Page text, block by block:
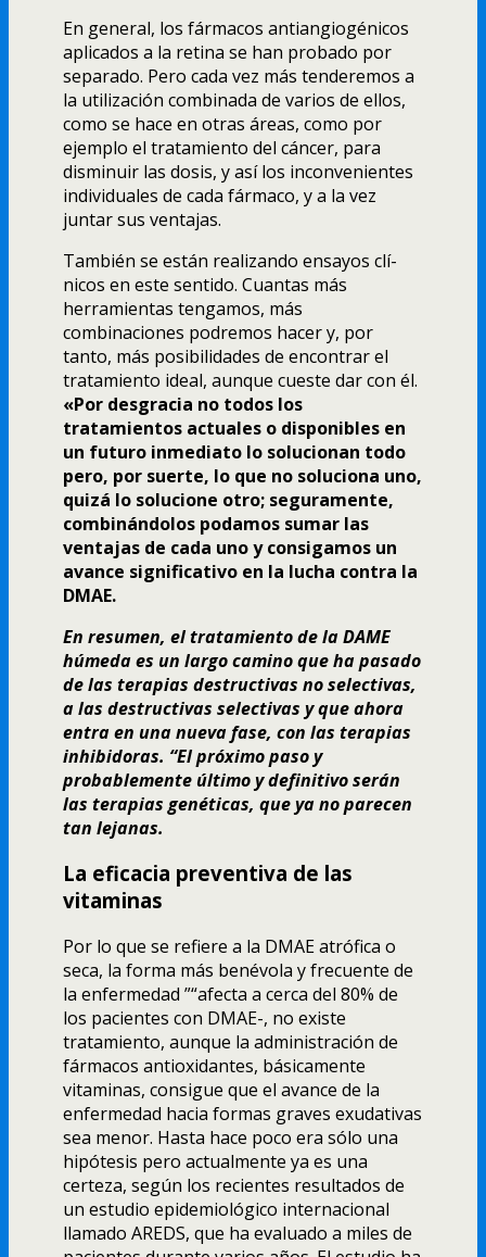
En general, los fármacos antiangiogénicos
aplicados a la retina se han probado por
separado. Pero cada vez más tenderemos a
la utilización combinada de varios de ellos,
como se hace en otras áreas, como por
ejemplo el tratamiento del cáncer, para
disminuir las dosis, y así­ los inconvenientes
individuales de cada fármaco, y a la vez
juntar sus ventajas.
También se están realizando ensayos clí­
nicos en este sentido. Cuantas más
herramientas tengamos, más
combinaciones podremos hacer y, por
tanto, más posibilidades de encontrar el
tratamiento ideal, aunque cueste dar con él.
«Por desgracia no todos los
tratamientos actuales o disponibles en
un futuro inmediato lo solucionan todo
pero, por suerte, lo que no soluciona uno,
quizá lo solucione otro; seguramente,
combinándolos podamos sumar las
ventajas de cada uno y consigamos un
avance significativo en la lucha contra la
DMAE.
En resumen, el tratamiento de la DAME
húmeda es un largo camino que ha pasado
de las terapias destructivas no selectivas,
a las destructivas selectivas y que ahora
entra en una nueva fase, con las terapias
inhibidoras. “El próximo paso y
probablemente último y definitivo serán
las terapias genéticas, que ya no parecen
tan lejanas.
La eficacia preventiva de las
vitaminas
Por lo que se refiere a la DMAE atrófica o
seca, la forma más benévola y frecuente de
la enfermedad ”“afecta a cerca del 80% de
los pacientes con DMAE-, no existe
tratamiento, aunque la administración de
fármacos antioxidantes, básicamente
vitaminas, consigue que el avance de la
enfermedad hacia formas graves exudativas
sea menor. Hasta hace poco era sólo una
hipótesis pero actualmente ya es una
certeza, según los recientes resultados de
un estudio epidemiológico internacional
llamado AREDS, que ha evaluado a miles de